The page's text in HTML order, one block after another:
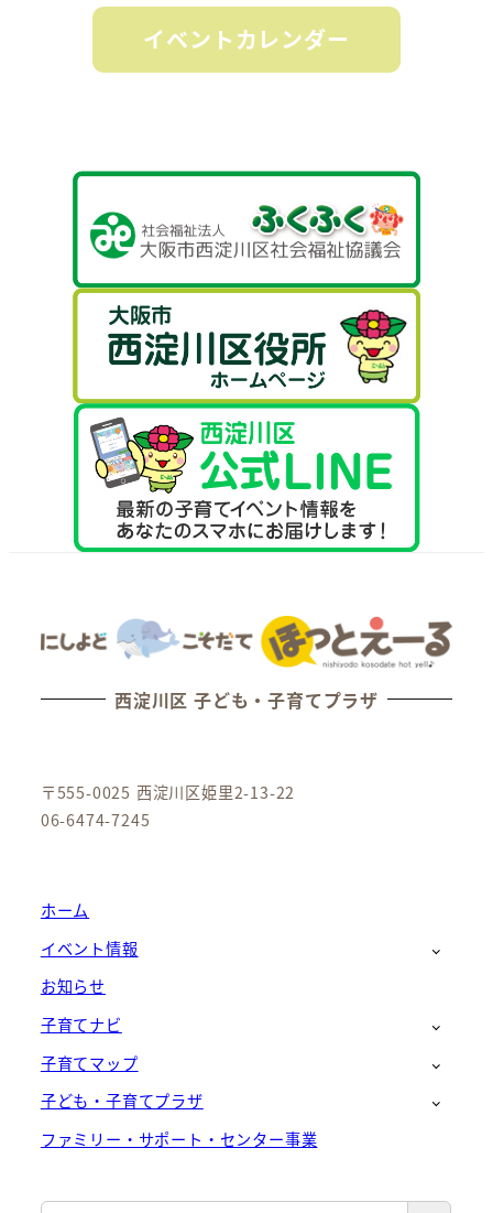
イベントカレンダー
西淀川区 子ども・子育てプラザ
〒555-0025 西淀川区姫里2-13-22
06-6474-7245
ホーム
イベント情報
お知らせ
子育てナビ
子育てマップ
子ども・子育てプラザ
ファミリー・サポート・センター事業